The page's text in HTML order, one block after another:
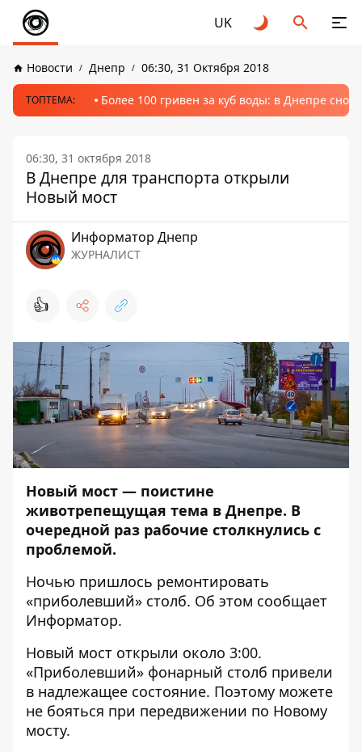
UK
Новости Днепр 06:30, 31 Октября 2018
ТОПТЕМА: Более 100 гривен за куб воды: в Днепре
06:30, 31 октября 2018
В Днепре для транспорта открыли
Новый мост
Информатор Днепр
ЖУРНАЛИСТ
👍
Новый мост — поистине
животрепещущая тема в Днепре. В
очередной раз рабочие столкнулись с
проблемой.
Ночью пришлось ремонтировать
«приболевший» столб. Об этом сообщает
Информатор.
Новый мост открыли около 3:00.
«Приболевший» фонарный столб привели
в надлежащее состояние. Поэтому можете
не бояться при передвижении по Новому
мосту.